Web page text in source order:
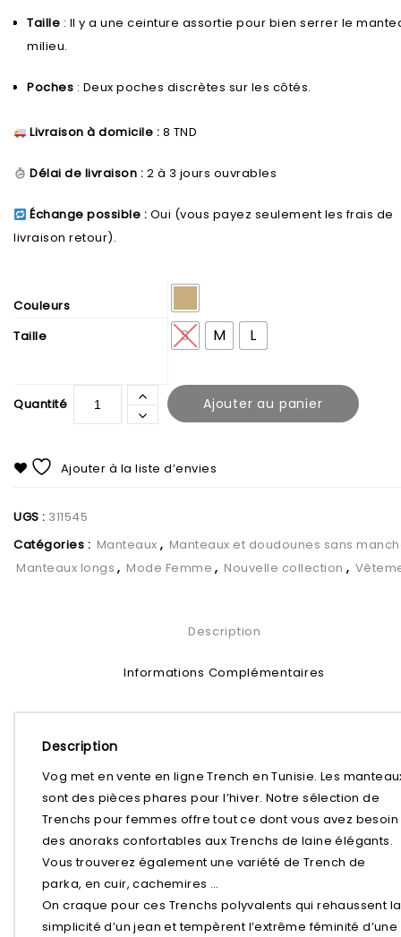
Taille : Il y a une ceinture assortie pour bien serrer le
milieu.
Poches : Deux poches discrètes sur les côtés.
Livraison à domicile : 8 TND
Délai de livraison : 2 à 3 jours ouvrables
Échange possible : Oui (vous payez seulement les frais de
livraison retour).
Couleurs
Taille
S M L
Ajouter au panier
Ajouter à la liste d’envies
UGS : 311545
Catégories : Manteaux , Manteaux et doudounes sans
Manteaux longs , Mode Femme , Nouvelle collection ,
Description
Informations Complémentaires
Description
Vog met en vente en ligne Trench en Tunisie. Les
sont des pièces phares pour l’hiver. Notre sélection de
Trenchs pour femmes offre tout ce dont vous avez besoin
des anoraks confortables aux Trenchs de laine élégants.
Vous trouverez également une variété de Trench de
parka, en cuir, cachemires …
On craque pour ces Trenchs polyvalents qui rehaussent la
simplicité d’un jean et tempèrent l’extrême féminité d’une